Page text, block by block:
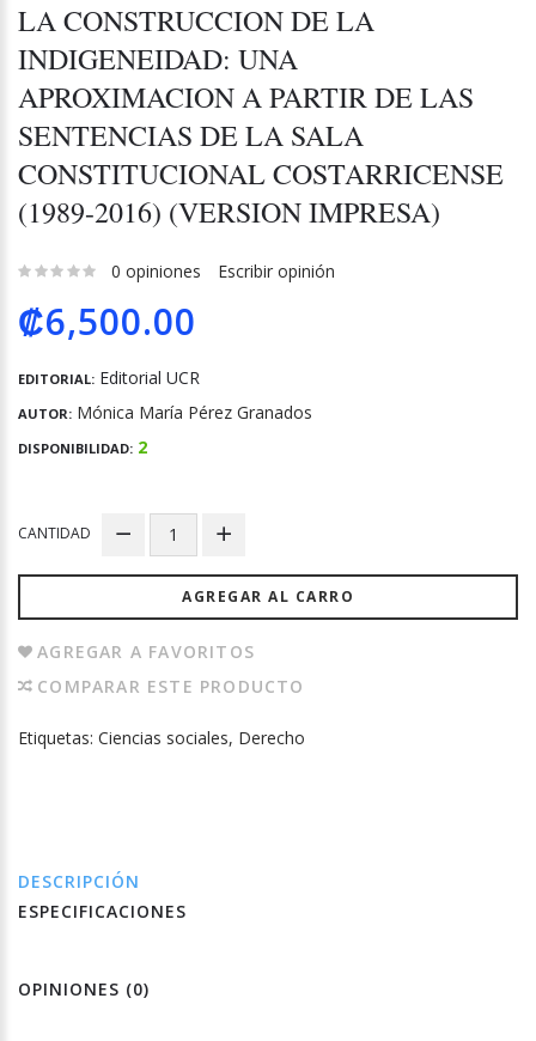
LA CONSTRUCCION DE LA
INDIGENEIDAD: UNA
APROXIMACION A PARTIR DE LAS
SENTENCIAS DE LA SALA
CONSTITUCIONAL COSTARRICENSE
(1989-2016) (VERSION IMPRESA)
0 opiniones Escribir opinión
₡6,500.00
EDITORIAL: Editorial UCR
AUTOR: Mónica María Pérez Granados
DISPONIBILIDAD: 2
CANTIDAD
AGREGAR AL CARRO
AGREGAR A FAVORITOS
COMPARAR ESTE PRODUCTO
Etiquetas: Ciencias sociales, Derecho
DESCRIPCIÓN
ESPECIFICACIONES
OPINIONES (0)